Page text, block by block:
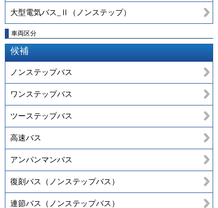
大型電気バス_Ⅱ（ノンステップ）
車両区分
候補
ノンステップバス
ワンステップバス
ツーステップバス
高速バス
アンパンマンバス
復刻バス（ノンステップバス）
連節バス（ノンステップバス）